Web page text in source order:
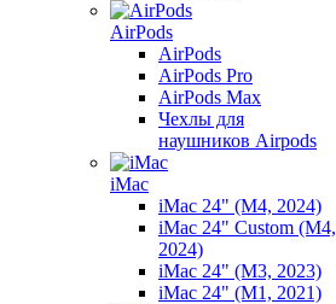
AirPods
AirPods
AirPods Pro
AirPods Max
Чехлы для
наушников Airpods
iMac
iMac 24" (M4, 2024)
iMac 24" Custom (M4,
2024)
iMac 24" (M3, 2023)
iMac 24" (M1, 2021)